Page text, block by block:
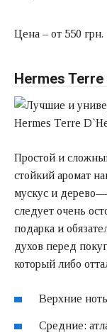
Цена – от 550 грн.
Hermes Terre
Простой и
стойкий аромат
мускус и
следует очень
подарка и
духов перед
который либо
Верхние
Средние: